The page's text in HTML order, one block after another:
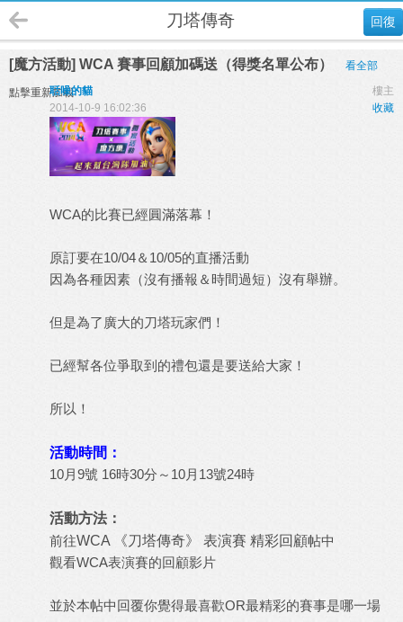
回復
刀塔傳奇
[魔方活動] WCA 賽事回顧加碼送（得獎名單公布） 看全部
點擊重新加載 樓主
聒噪的貓
收藏
2014-10-9 16:02:36
WCA的比賽已經圓滿落幕！
原訂要在10/04＆10/05的直播活動
因為各種因素（沒有播報＆時間過短）沒有舉辦。
但是為了廣大的刀塔玩家們！
已經幫各位爭取到的禮包還是要送給大家！
所以！
活動時間：
10月9號 16時30分～10月13號24時
活動方法：
前往WCA 《刀塔傳奇》 表演賽 精彩回顧帖中
觀看WCA表演賽的回顧影片
並於本帖中回覆你覺得最喜歡OR最精彩的賽事是哪一場